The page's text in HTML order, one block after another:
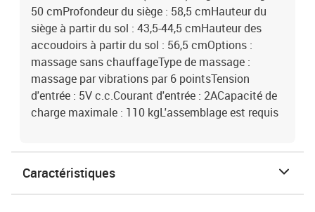
50 cmProfondeur du siège : 58,5 cmHauteur du
siège à partir du sol : 43,5-44,5 cmHauteur des
accoudoirs à partir du sol : 56,5 cmOptions :
massage sans chauffageType de massage :
massage par vibrations par 6 pointsTension
d'entrée : 5V c.c.Courant d'entrée : 2ACapacité de
charge maximale : 110 kgL'assemblage est requis
Caractéristiques